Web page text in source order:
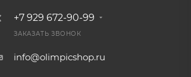
+7 929 672-90-99
ЗАКАЗАТЬ ЗВОНОК
info@olimpicshop.ru